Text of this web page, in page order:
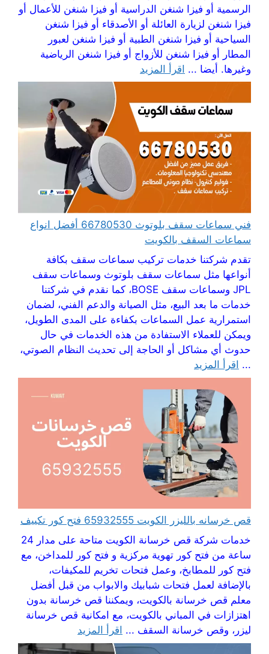
الرسمية أو فيزا شنغن الدراسية أو فيزا شنغن للأعمال أو
فيزا شنغن لزيارة العائلة أو الأصدقاء أو فيزا شنغن
السياحية أو فيزا شنغن الطبية أو فيزا شنغن لعبور
المطار أو فيزا شنغن للأزواج أو فيزا شنغن الرياضية
وغيرها. أيضا ... اقرأ المزيد
فني سماعات سقف بلوتوث 66780530 أفضل انواع
سماعات السقف بالكويت
تقدم شركتنا خدمات تركيب سماعات سقف بكافة
أنواعها مثل سماعات سقف بلوتوث وسماعات سقف
JPL وسماعات سقف BOSE، كما نقدم في شركتنا
خدمات ما بعد البيع، مثل الصيانة والدعم الفني، لضمان
استمرارية عمل السماعات بكفاءة على المدى الطويل،
ويمكن للعملاء الاستفادة من هذه الخدمات في حال
حدوث أي مشاكل أو الحاجة إلى تحديث النظام الصوتي،
... اقرأ المزيد
قص خرسانه بالليزر الكويت 65932555 فتح كور تكييف
خدمات شركة قص خرسانة الكويت متاحة على مدار 24
ساعة من فتح كور تهوية مركزية و فتح كور للمداخن، مع
فتح كور للمطابخ، وعمل فتحات تخريم للمكيفات،
بالإضافة لعمل فتحات شبابيك والابواب من قبل أفضل
معلم قص خرسانة بالكويت، ويمكننا قص خرسانة بدون
اهتزازات في المباني بالكويت، مع امكانية قص خرسانة
ليزر، وقص خرسانة السقف ... اقرأ المزيد